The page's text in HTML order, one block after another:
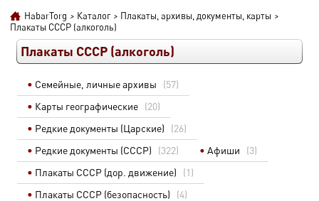
HabarTorg > Каталог > Плакаты, архивы, документы, карты >
Плакаты СССР (алкоголь)
Плакаты СССР (алкоголь)
Семейные, личные архивы
(57)
Карты географические (20)
Редкие документы (Царские)
(26)
Редкие документы (СССР)
(322) Афиши
(3)
Плакаты СССР (дор. движение)
(1)
Плакаты СССР (безопасность)
(4)